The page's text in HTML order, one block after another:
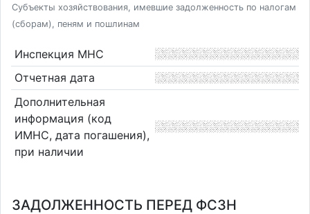
Субъекты хозяйствования, имевшие задолженность по налогам
(сборам), пеням и пошлинам
Инспекция МНС
Отчетная дата
Дополнительная
информация (код
ИМНС, дата погашения),
при наличии
ЗАДОЛЖЕННОСТЬ ПЕРЕД ФСЗН